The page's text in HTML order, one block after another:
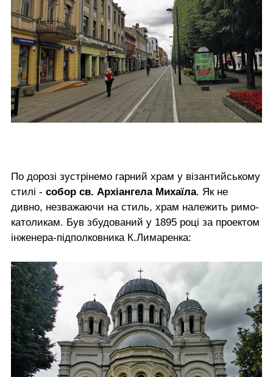
По дорозі зустрінемо гарний храм у візантийському
стилі - собор св. Архіангела Михаїла. Як не
дивно, незважаючи на стиль, храм належить римо-
католикам. Був збудований у 1895 році за проектом
інженера-підполковника К.Лимаренка: